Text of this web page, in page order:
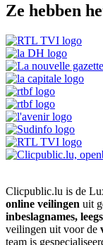
Ze hebben
Clicpublic.lu is de
online veilingen uit
inbeslagnames,
veilingen uit voor de
team is